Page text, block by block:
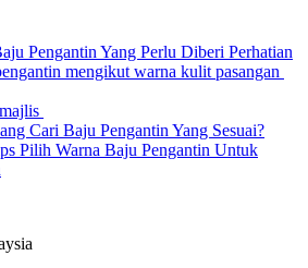
Pengantin Yang Perlu Diberi Perhatian
mengikut warna kulit pasangan
Cari Baju Pengantin Yang Sesuai?
Pilih Warna Baju Pengantin Untuk